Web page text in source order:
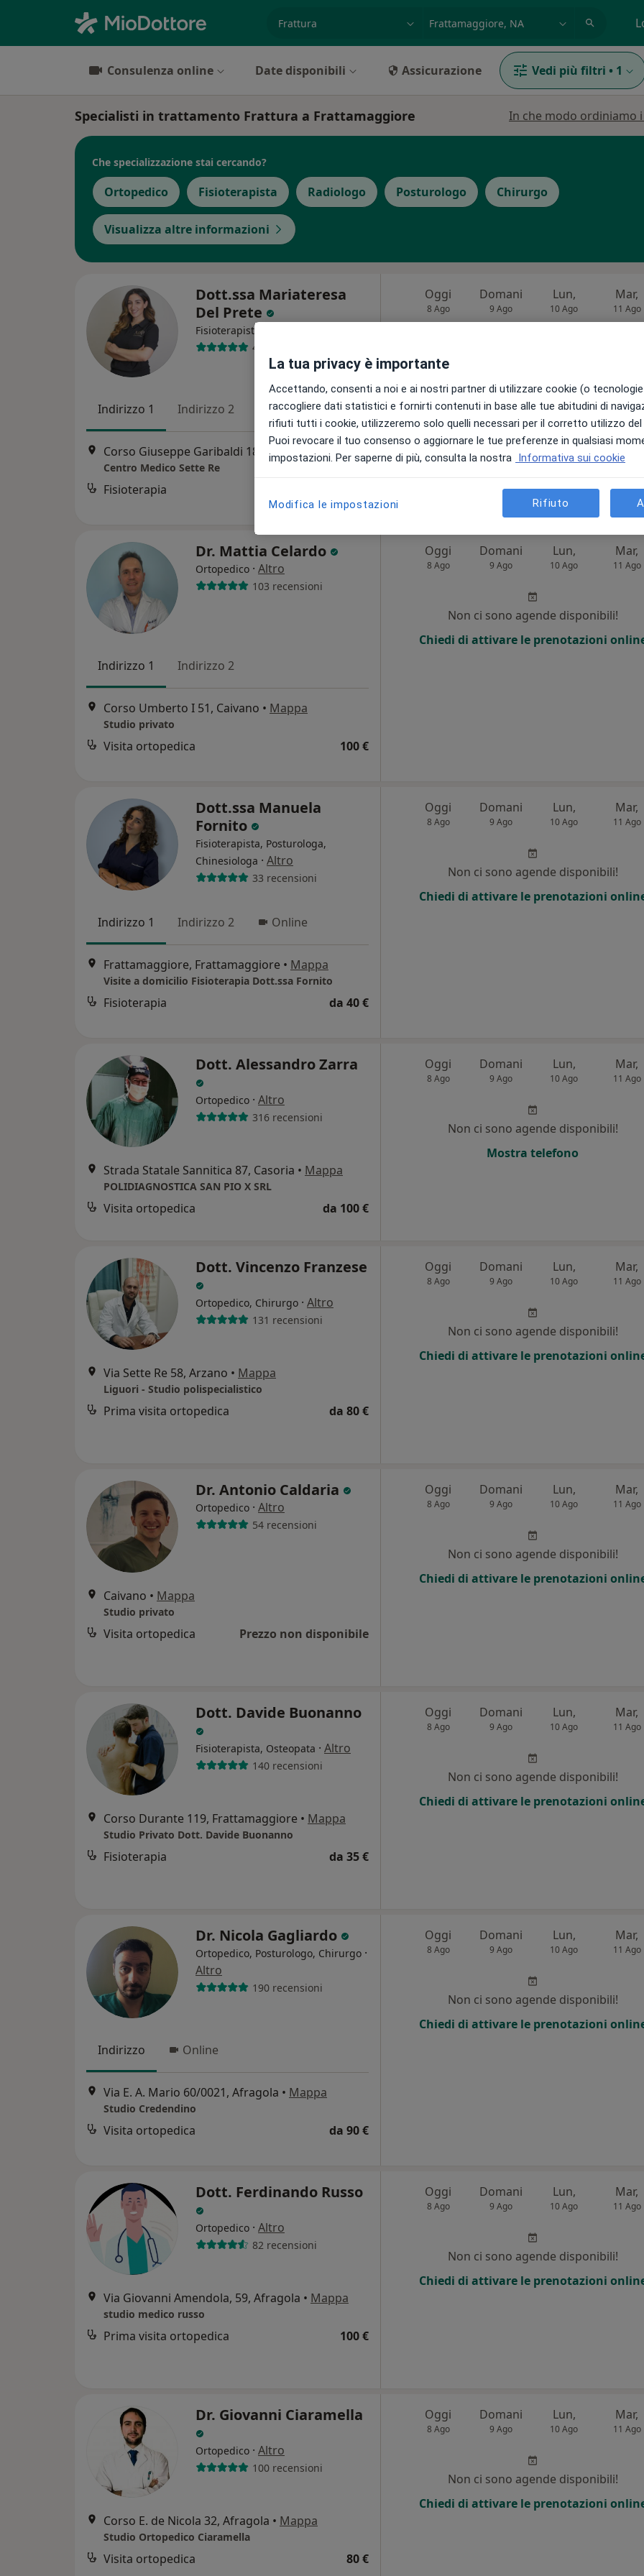
Consulenza online Date disponibili Assicurazione Vedi più filtri • 1
Specialisti in trattamento Frattura a Frattamaggiore In che modo ordiniamo
Che specializzazione stai cercando?
Ortopedico Fisioterapista Radiologo Posturologo Chirurgo
Visualizza altre informazioni
Dott.ssa Mariateresa
Del Prete
Fisioterapista
49 recensioni
Indirizzo 1 Indirizzo 2
Corso Giuseppe Garibaldi 186, Grumo Nevano Mappa
Centro Medico Sette Re
Fisioterapia
Oggi
8 Ago
Domani
9 Ago
Lun,
10 Ago
Mar,
11 Ago
Non ci sono agende disponibili!
Chiedi di attivare le prenotazioni online
Dr. Mattia Celardo
Ortopedico · Altro
103 recensioni
Indirizzo 1 Indirizzo 2
Corso Umberto I 51, Caivano • Mappa
Studio privato
Visita ortopedica 100 €
Oggi
8 Ago
Domani
9 Ago
Lun,
10 Ago
Mar,
11 Ago
Non ci sono agende disponibili!
Chiedi di attivare le prenotazioni
Dott.ssa Manuela
Fornito
Fisioterapista, Posturologa,
Chinesiologa · Altro
33 recensioni
Indirizzo 1 Indirizzo 2 Online
Frattamaggiore, Frattamaggiore • Mappa
Visite a domicilio Fisioterapia Dott.ssa Fornito
Fisioterapia da 40 €
Oggi
8 Ago
Domani
9 Ago
Lun,
10 Ago
Mar,
11 Ago
Non ci sono agende disponibili!
Chiedi di attivare le prenotazioni
Dott. Alessandro Zarra
Ortopedico · Altro
316 recensioni
Strada Statale Sannitica 87, Casoria • Mappa
POLIDIAGNOSTICA SAN PIO X SRL
Visita ortopedica da 100 €
Oggi
8 Ago
Domani
9 Ago
Lun,
10 Ago
Mar,
11 Ago
Non ci sono agende disponibili!
Mostra telefono
Dott. Vincenzo Franzese
Ortopedico, Chirurgo · Altro
131 recensioni
Via Sette Re 58, Arzano • Mappa
Liguori - Studio polispecialistico
Prima visita ortopedica da 80 €
Oggi
8 Ago
Domani
9 Ago
Lun,
10 Ago
Mar,
11 Ago
Non ci sono agende disponibili!
Chiedi di attivare le prenotazioni
Dr. Antonio Caldaria
Ortopedico · Altro
54 recensioni
Caivano • Mappa
Studio privato
Visita ortopedica Prezzo non disponibile
Oggi
8 Ago
Domani
9 Ago
Lun,
10 Ago
Mar,
11 Ago
Non ci sono agende disponibili!
Chiedi di attivare le prenotazioni
Dott. Davide Buonanno
Fisioterapista, Osteopata · Altro
140 recensioni
Corso Durante 119, Frattamaggiore • Mappa
Studio Privato Dott. Davide Buonanno
Fisioterapia da 35 €
Oggi
8 Ago
Domani
9 Ago
Lun,
10 Ago
Mar,
11 Ago
Non ci sono agende disponibili!
Chiedi di attivare le prenotazioni
Dr. Nicola Gagliardo
Ortopedico, Posturologo, Chirurgo ·
Altro
190 recensioni
Indirizzo Online
Via E. A. Mario 60/0021, Afragola • Mappa
Studio Credendino
Visita ortopedica da 90 €
Oggi
8 Ago
Domani
9 Ago
Lun,
10 Ago
Mar,
11 Ago
Non ci sono agende disponibili!
Chiedi di attivare le prenotazioni
Dott. Ferdinando Russo
Ortopedico · Altro
82 recensioni
Via Giovanni Amendola, 59, Afragola • Mappa
studio medico russo
Prima visita ortopedica 100 €
Oggi
8 Ago
Domani
9 Ago
Lun,
10 Ago
Mar,
11 Ago
Non ci sono agende disponibili!
Chiedi di attivare le prenotazioni
Dr. Giovanni Ciaramella
Ortopedico · Altro
100 recensioni
Corso E. de Nicola 32, Afragola • Mappa
Studio Ortopedico Ciaramella
Visita ortopedica 80 €
Oggi
8 Ago
Domani
9 Ago
Lun,
10 Ago
Mar,
11 Ago
Non ci sono agende disponibili!
Chiedi di attivare le prenotazioni
La tua privacy è importante
Accettando, consenti a noi e ai nostri partner di utilizzare cookie (o
raccogliere dati statistici e fornirti contenuti in base alle tue abitudini di
rifiuti tutti i cookie, utilizzeremo solo quelli necessari per il corretto utilizzo
Puoi revocare il tuo consenso o aggiornare le tue preferenze in qualsiasi
impostazioni. Per saperne di più, consulta la nostra Informativa sui cookie
Modifica le impostazioni Rifiuto